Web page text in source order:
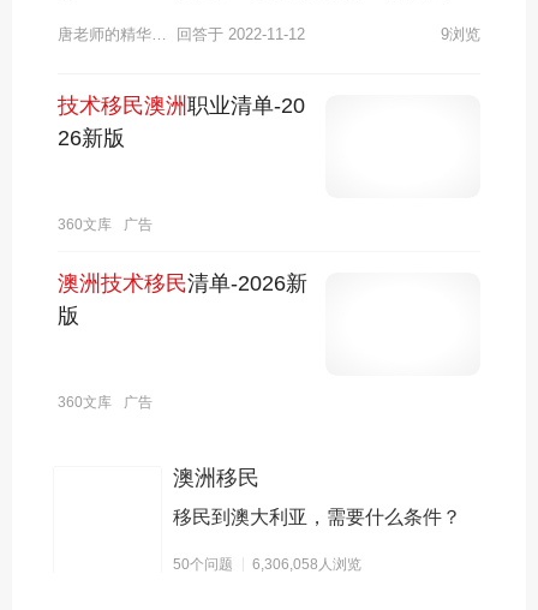
就业还是移民上面都是具有很大优势的，工料测量师
业仅为35000澳币/年)，在未来有着非常不错的就业前
景。同时，在移民方面，这个职业不仅是移民职业，
绍，开设该专业的学校有：新南威尔士大学，墨尔本
大学等。 职业认证 在澳洲，工料测量师的移民评估
机构是AIQS(澳大利亚评估师协会)，其将工料测量师
议解决 5、各种建筑物和工业项目的材料估价与劳动
其他海外评估机构中，值得一提的是RICS(特许工料
测量师协会)。AIQS认可的澳洲学历基本上为本科学
说，国际学生就读RICS认可的硕士课程，也可以满足
回答于 2022-11-12 9浏览
技术移民澳洲职业清单-20
26新版
360文库 广告
澳洲技术移民清单-2026新
版
360文库 广告
澳洲移民
移民到澳大利亚，需要什么条件？
50个问题 6,306,058人浏览